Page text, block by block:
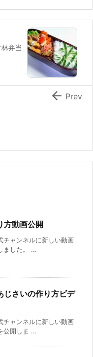
弁当
 Prev
方動画公開
ャンネルに新しい動画
ました。 ...
じさいの作り方ビデ
ャンネルに新しい動画
公開しま ...